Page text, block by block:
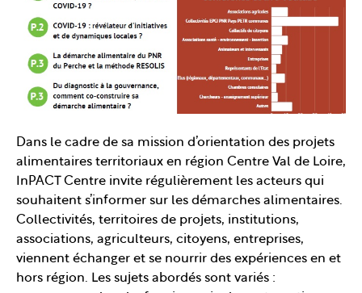
Dans le cadre de sa mission d’orientation des projets
alimentaires territoriaux en région Centre Val de Loire,
InPACT Centre invite régulièrement les acteurs qui
souhaitent s’informer sur les démarches alimentaires.
Collectivités, territoires de projets, institutions,
associations, agriculteurs, citoyens, entreprises,
viennent échanger et se nourrir des expériences en et
hors région. Les sujets abordés sont variés :